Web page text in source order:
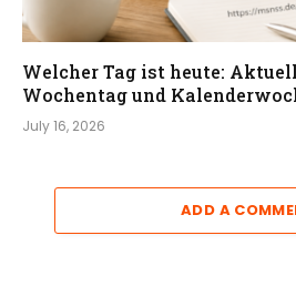
Welcher Tag ist heute:
Wochentag und
July 16, 2026
ADD A